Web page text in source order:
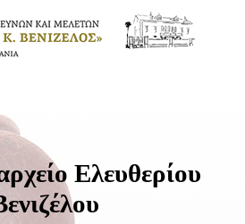
Ελευθερίου